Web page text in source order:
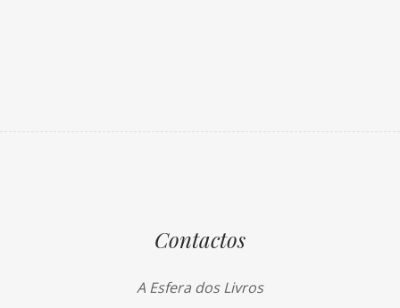
Contactos
A Esfera dos Livros